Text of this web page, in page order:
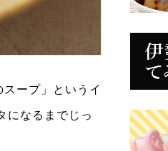
ープ」というイ
になるまでじっ